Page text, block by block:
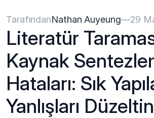
TarafındanNathan Auyeung—29
Literatür
Kaynak
Hataları: Sık
Yanlışları Düzeltin